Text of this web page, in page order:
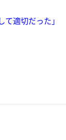
適切だった」